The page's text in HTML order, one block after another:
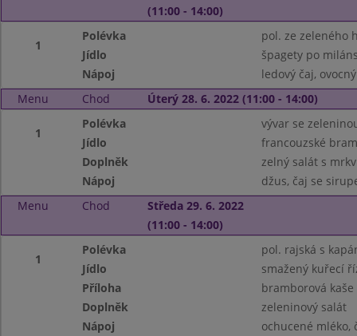
(11:00 - 14:00)
1
Polévka
pol. ze zeleného
Jídlo
špagety po
Nápoj
ledový čaj,
Menu
Chod Úterý 28. 6. 2022 (11:00 - 14:00)
1
Polévka
vývar se
Jídlo
francouzské
Doplněk
zelný salát s
Nápoj
džus, čaj se
Menu
Chod
Středa 29. 6. 2022
(11:00 - 14:00)
1
Polévka
pol. rajská s
Jídlo
smažený kuřecí
Příloha
bramborová kaše
Doplněk
zeleninový salát
Nápoj
ochucené mléko,